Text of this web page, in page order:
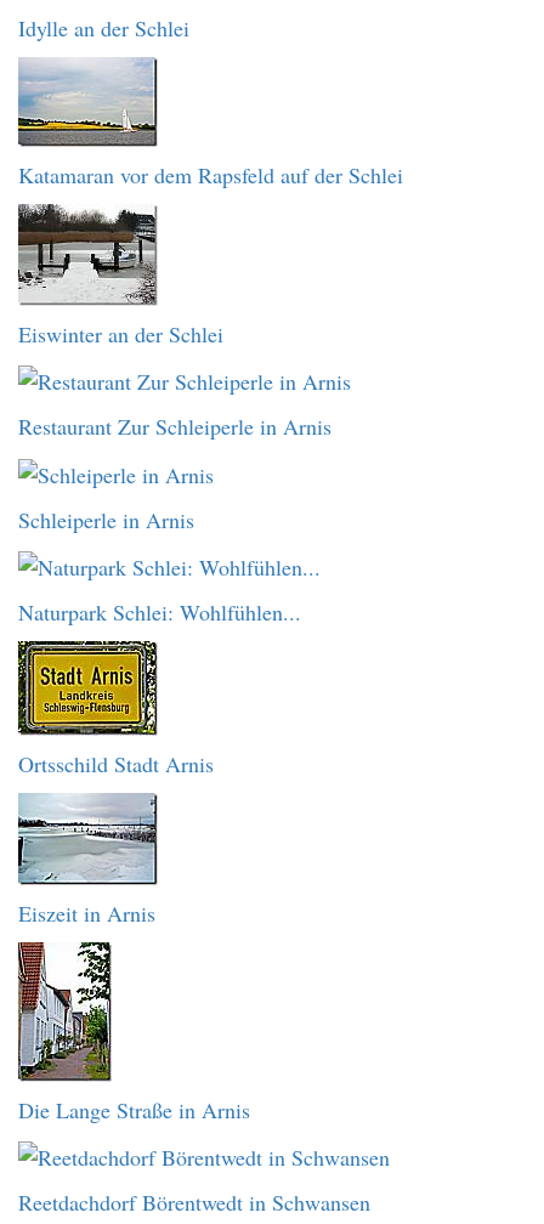
Idylle an der Schlei
Katamaran vor dem Rapsfeld auf der Schlei
Eiswinter an der Schlei
Restaurant Zur Schleiperle in Arnis
Schleiperle in Arnis
Naturpark Schlei: Wohlfühlen...
Ortsschild Stadt Arnis
Eiszeit in Arnis
Die Lange Straße in Arnis
Reetdachdorf Börentwedt in Schwansen